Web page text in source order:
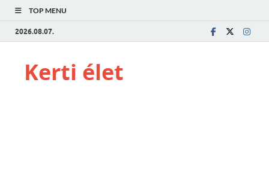
TOP MENU
2026.08.07.
Kerti élet